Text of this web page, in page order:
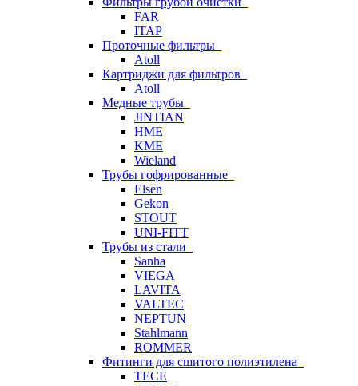
FAR
ITAP
Проточные фильтры
Atoll
Картриджи для фильтров
Atoll
Медные трубы
JINTIAN
HME
KME
Wieland
Трубы гофрированные
Elsen
Gekon
STOUT
UNI-FITT
Трубы из стали
Sanha
VIEGA
LAVITA
VALTEC
NEPTUN
Stahlmann
ROMMER
Фитинги для сшитого полиэтилена
TECE